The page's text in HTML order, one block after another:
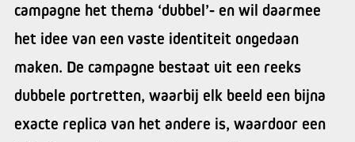
campagne het thema ‘dubbel’- en wil daarmee
het idee van een vaste identiteit ongedaan
maken. De campagne bestaat uit een reeks
dubbele portretten, waarbij elk beeld een bijna
exacte replica van het andere is, waardoor een